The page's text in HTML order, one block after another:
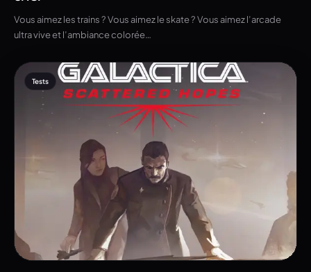
Vous aimez les trains ? Vous aimez le skate ? Vous aimez l’arcade
ultra vive et l’ambiance colorée…
Tests